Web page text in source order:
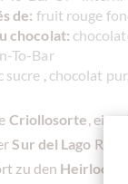
de: fruit rouge
chocolat:
To-Bar
sucre , chocolat
Criollosorte, eine
Sur del Lago
zu den Heirloom